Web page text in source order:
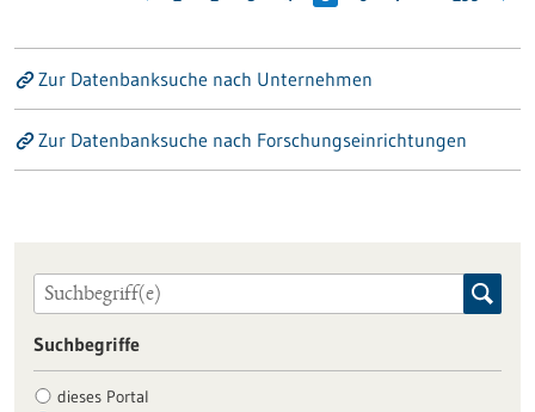
Zur Datenbanksuche nach Unternehmen
Zur Datenbanksuche nach Forschungseinrichtungen
Suchbegriffe
dieses Portal